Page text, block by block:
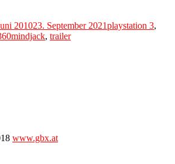
201023. September 2021playstation 3,
Tags
mindjack, trailer
www.gbx.at